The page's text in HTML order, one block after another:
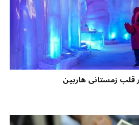
قلب زمستانی هاربین